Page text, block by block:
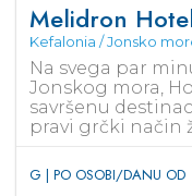
Melidron
Kefalonia / Jonsko
Na svega par
Jonskog mora,
savršenu
pravi grčki način
G | PO OSOBI/DANU OD